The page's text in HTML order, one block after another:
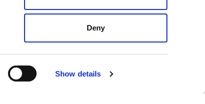
Show details
Deny